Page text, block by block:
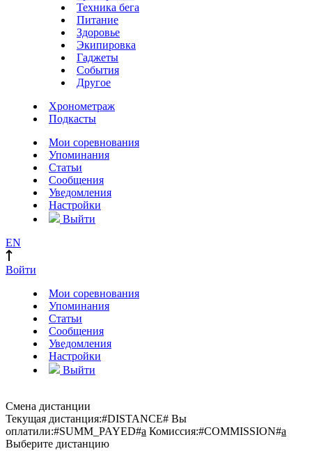
Техника бега
Питание
Здоровье
Экипировка
Гаджеты
События
Другое
Хронометраж
Подкасты
Мои соревнования
Упоминания
Статьи
Сообщения
Уведомления
Настройки
Выйти
EN
Войти
Мои соревнования
Упоминания
Статьи
Сообщения
Уведомления
Настройки
Выйти
Смена дистанции
Текущая дистанция:#DISTANCE# Вы
оплатили:#SUMM_PAYED#a Комиссия:#COMMISSION#a
Выберите дистанцию